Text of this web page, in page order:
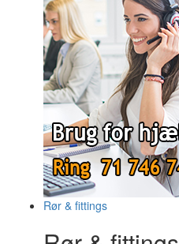
Rør & fittings